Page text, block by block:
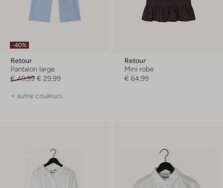
-40%
Retour
Pantalon large
€ 49,99 € 29,99
+ autre couleurs
Retour
Mini robe
€ 64,99